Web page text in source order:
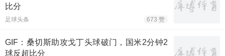
比分
足球头条 673 赞
GIF：桑切斯助攻戈丁头球破门，国米2分钟2
球反超比分